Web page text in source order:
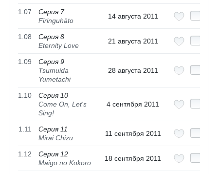
1.07
Серия 7
Fīringuhāto
14 августа 2011
1.08
Серия 8
Eternity Love
21 августа 2011
1.09
Серия 9
Tsumuida
Yumetachi
28 августа 2011
1.10
Серия 10
Come On, Let's
Sing!
4 сентября 2011
1.11
Серия 11
Mirai Chizu
11 сентября 2011
1.12
Серия 12
Maigo no Kokoro
18 сентября 2011